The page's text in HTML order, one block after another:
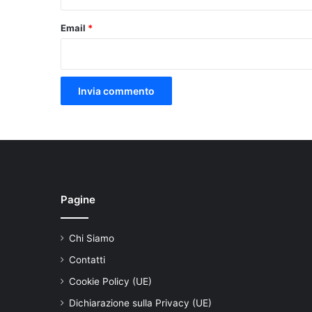
Email *
Pagine
Chi Siamo
Contatti
Cookie Policy (UE)
Dichiarazione sulla Privacy (UE)